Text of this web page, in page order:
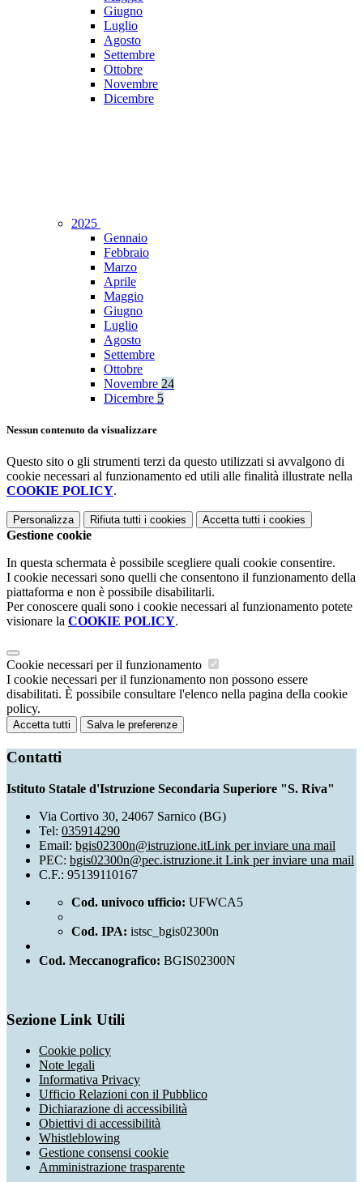
Giugno
Luglio
Agosto
Settembre
Ottobre
Novembre
Dicembre
2025
Gennaio
Febbraio
Marzo
Aprile
Maggio
Giugno
Luglio
Agosto
Settembre
Ottobre
Novembre 24
Dicembre 5
Nessun contenuto da visualizzare
Questo sito o gli strumenti terzi da questo utilizzati si avvalgono di
cookie necessari al funzionamento ed utili alle finalità illustrate nella
COOKIE POLICY.
Personalizza Rifiuta tutti i cookies Accetta tutti i cookies
Gestione cookie
In questa schermata è possibile scegliere quali cookie consentire.
I cookie necessari sono quelli che consentono il funzionamento della
piattaforma e non è possibile disabilitarli.
Per conoscere quali sono i cookie necessari al funzionamento potete
visionare la COOKIE POLICY.
Cookie necessari per il funzionamento
I cookie necessari per il funzionamento non possono essere
disabilitati. È possibile consultare l'elenco nella pagina della cookie
policy.
Accetta tutti Salva le preferenze
Contatti
Istituto Statale d'Istruzione Secondaria Superiore "S. Riva"
Via Cortivo 30, 24067 Sarnico (BG)
Tel: 035914290
Email: bgis02300n@istruzione.itLink per inviare una mail
PEC: bgis02300n@pec.istruzione.it Link per inviare una mail
C.F.: 95139110167
Cod. univoco ufficio: UFWCA5
Cod. IPA: istsc_bgis02300n
Cod. Meccanografico: BGIS02300N
Sezione Link Utili
Cookie policy
Note legali
Informativa Privacy
Ufficio Relazioni con il Pubblico
Dichiarazione di accessibilità
Obiettivi di accessibilità
Whistleblowing
Gestione consensi cookie
Amministrazione trasparente